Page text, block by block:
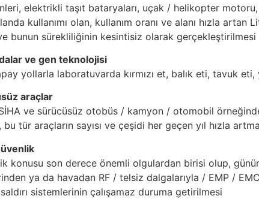
elektrikli taşıt bataryaları, uçak / helikopter
kullanımı olan, kullanım oranı ve alanı hızla
bunun sürekliliğinin kesintisiz olarak gerçekleştirilmesi
ve gen teknolojisi
yollarla laboratuvarda kırmızı et, balık eti, tavuk
araçlar
ve sürücüsüz otobüs / kamyon / otomobil
tür araçların sayısı ve çeşidi her geçen yıl hızla
konusu son derece önemli olgulardan birisi olup,
ya da havadan RF / telsiz dalgalarıyla / EMP /
sistemlerinin çalışamaz duruma getirilmesi